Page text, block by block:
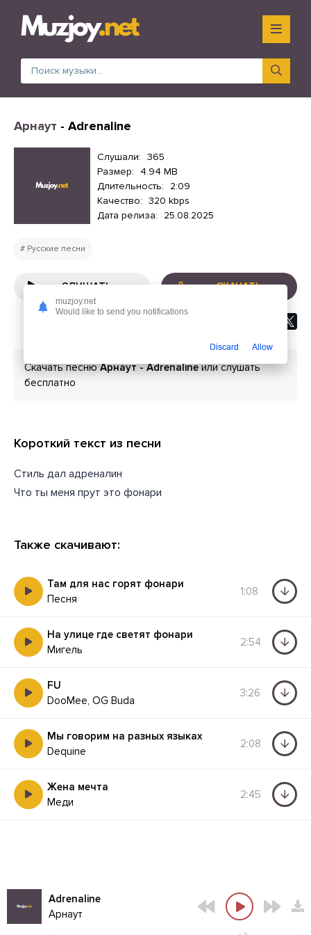
Арнаут - Adrenaline
Слушали: 365
Размер:
4.94 MB
Длительность:
2:09
Качество: 320 kbps
Дата релиза:
25.08.2025
Русские песни
СЛУШАТЬ СКАЧАТЬ
Скачать песнюАрнаут - Adrenalineили слушать
бесплатно
Короткий текст из песни
Стиль дал адреналин
Что ты меня прут это фонари
Также скачивают:
Там для нас горят фонари
Песня
1:08
На улице где светят фонари
Мигель
2:54
FU
DooMee, OG Buda
3:26
Мы говорим на разных языках
Dequine
2:08
Жена мечта
Меди
2:45
Adrenaline
Арнаут
muzjoy.net
Would like to send you notifications
Discard Allow